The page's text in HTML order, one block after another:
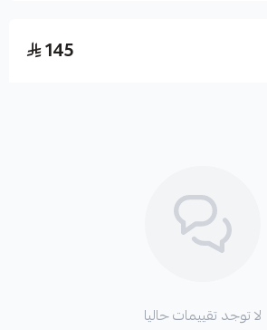
145
لا توجد تقييمات حاليا